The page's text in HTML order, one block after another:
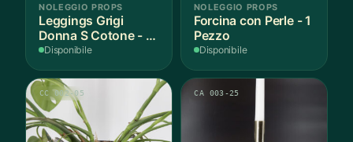
NOLEGGIO PROPS
Leggings Grigi
Donna S Cotone - 1
Paio
Disponibile
NOLEGGIO PROPS
Forcina con Perle - 1
Pezzo
Disponibile
CC 002-05 CA 003-25